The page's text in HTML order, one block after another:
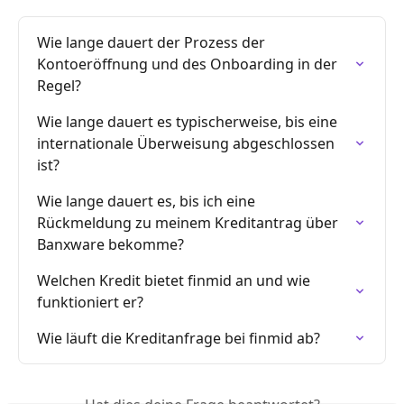
Wie lange dauert der Prozess der
Kontoeröffnung und des Onboarding in der
Regel?
Wie lange dauert es typischerweise, bis eine
internationale Überweisung abgeschlossen
ist?
Wie lange dauert es, bis ich eine
Rückmeldung zu meinem Kreditantrag über
Banxware bekomme?
Welchen Kredit bietet finmid an und wie
funktioniert er?
Wie läuft die Kreditanfrage bei finmid ab?